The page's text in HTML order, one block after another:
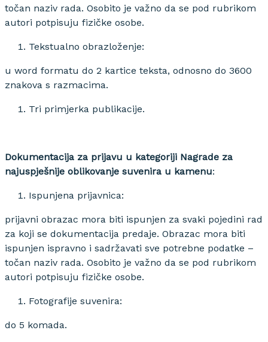
točan naziv rada. Osobito je važno da se pod rubrikom
autori potpisuju fizičke osobe.
Tekstualno obrazloženje:
u word formatu do 2 kartice teksta, odnosno do 3600
znakova s razmacima.
Tri primjerka publikacije.
Dokumentacija za prijavu u kategoriji Nagrade za
najuspješnije oblikovanje suvenira u kamenu:
Ispunjena prijavnica:
prijavni obrazac mora biti ispunjen za svaki pojedini rad
za koji se dokumentacija predaje. Obrazac mora biti
ispunjen ispravno i sadržavati sve potrebne podatke –
točan naziv rada. Osobito je važno da se pod rubrikom
autori potpisuju fizičke osobe.
Fotografije suvenira:
do 5 komada.